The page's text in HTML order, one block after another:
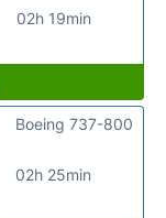
02h 19min
02h 25min
Boeing 737-800